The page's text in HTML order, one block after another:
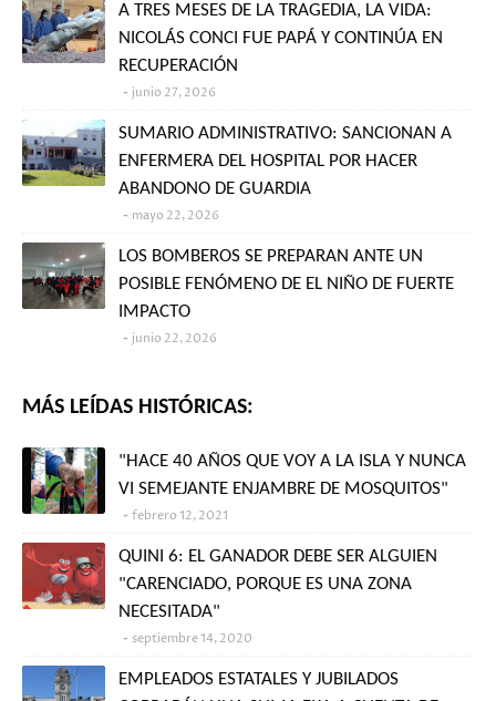
A TRES MESES DE LA TRAGEDIA, LA VIDA:
NICOLÁS CONCI FUE PAPÁ Y CONTINÚA EN
RECUPERACIÓN
junio 27, 2026
SUMARIO ADMINISTRATIVO: SANCIONAN A
ENFERMERA DEL HOSPITAL POR HACER
ABANDONO DE GUARDIA
mayo 22, 2026
LOS BOMBEROS SE PREPARAN ANTE UN
POSIBLE FENÓMENO DE EL NIÑO DE FUERTE
IMPACTO
junio 22, 2026
MÁS LEÍDAS HISTÓRICAS:
"HACE 40 AÑOS QUE VOY A LA ISLA Y NUNCA
VI SEMEJANTE ENJAMBRE DE MOSQUITOS"
febrero 12, 2021
QUINI 6: EL GANADOR DEBE SER ALGUIEN
"CARENCIADO, PORQUE ES UNA ZONA
NECESITADA"
septiembre 14, 2020
EMPLEADOS ESTATALES Y JUBILADOS